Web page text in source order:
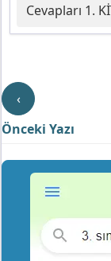
Cevapları 1.
‹
Önceki Yazı